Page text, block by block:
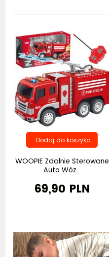
WOOPIE Zdalnie Sterowane
Auto Wóz...
69,90 PLN